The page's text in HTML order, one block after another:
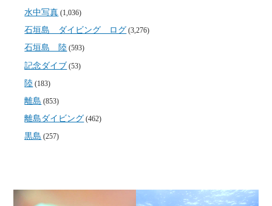
水中写真 (1,036)
石垣島 ダイビング ログ (3,276)
石垣島 陸 (593)
記念ダイブ (53)
陸 (183)
離島 (853)
離島ダイビング (462)
黒島 (257)